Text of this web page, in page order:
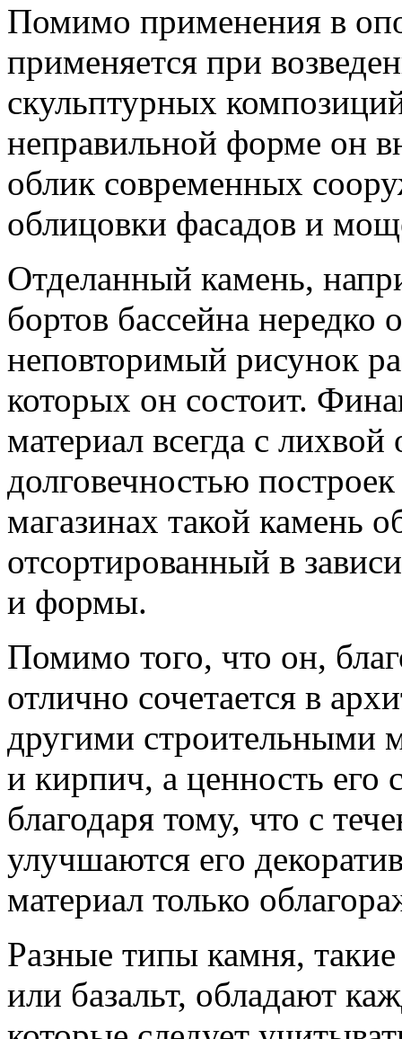
Помимо применения в
применяется при
скульптурных
неправильной форме он
облик современных
облицовки фасадов и
Отделанный камень,
бортов бассейна нередко
неповторимый рисунок
которых он состоит.
материал всегда с
долговечностью
магазинах такой камень
отсортированный в
и формы.
Помимо того, что он,
отлично сочетается в
другими строительными
и кирпич, а ценность его
благодаря тому, что с
улучшаются его
материал только
Разные типы камня,
или базальт, обладают